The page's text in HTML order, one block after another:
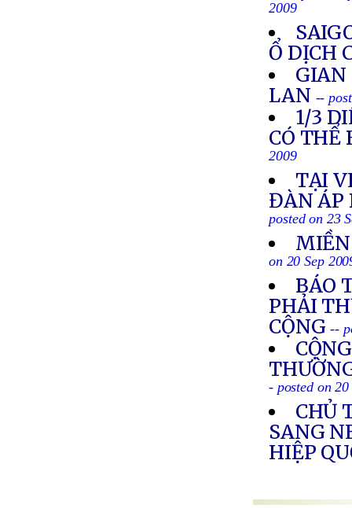
2009
Ổ DỊCH
GIAN
LAN --
1/3
CÓ
2009
TẠI
ĐÀN ÁP
posted on 23
MIỀN
on 20 Sep
BÁO
PHẢI
CỘNG --
- posted on
CHỦ
SANG
HIỆP